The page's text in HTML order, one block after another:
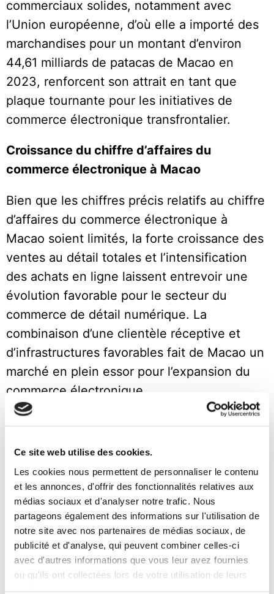
Ce site web utilise des cookies.
Les cookies nous permettent de personnaliser le contenu
et les annonces, d'offrir des fonctionnalités relatives aux
médias sociaux et d'analyser notre trafic. Nous
partageons également des informations sur l'utilisation de
notre site avec nos partenaires de médias sociaux, de
publicité et d'analyse, qui peuvent combiner celles-ci
avec d'autres informations que vous leur avez fournies
ou qu'ils ont collectées lors de votre utilisation de leurs
commerciaux solides, notamment avec
l’Union européenne, d’où elle a importé des
marchandises pour un montant d’environ
44,61 milliards de patacas de Macao en
2023, renforcent son attrait en tant que
plaque tournante pour les initiatives de
commerce électronique transfrontalier.
Croissance du chiffre d’affaires du
commerce électronique à Macao
Bien que les chiffres précis relatifs au chiffre
d’affaires du commerce électronique à
Macao soient limités, la forte croissance des
ventes au détail totales et l’intensification
des achats en ligne laissent entrevoir une
évolution favorable pour le secteur du
commerce de détail numérique. La
combinaison d’une clientèle réceptive et
d’infrastructures favorables fait de Macao un
marché en plein essor pour l’expansion du
commerce électronique.
Les entrepreneurs qui souhaitent tirer parti
du potentiel du commerce électronique à
Macao devraient envisager de s’associer à
des prestataires expérimentés dans les
domaines de la logistique et de
l’accompagnement des entreprises. Mail
Boxes Etc. propose un modèle commercial